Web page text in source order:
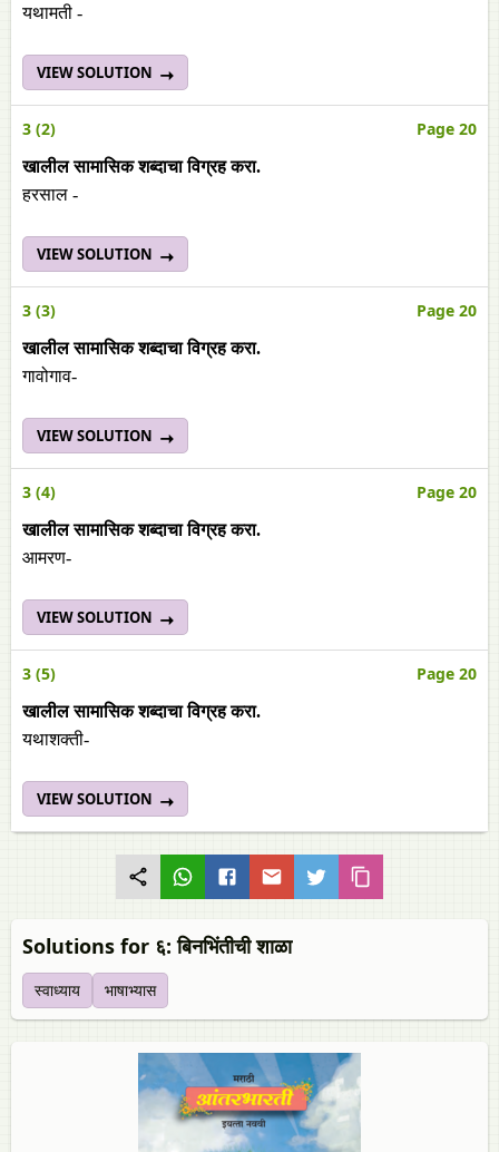
यथामती -
VIEW SOLUTION
3 (2) Page 20
खालील सामासिक शब्दाचा विग्रह करा.
हरसाल -
VIEW SOLUTION
3 (3) Page 20
खालील सामासिक शब्दाचा विग्रह करा.
गावोगाव-
VIEW SOLUTION
3 (4) Page 20
खालील सामासिक शब्दाचा विग्रह करा.
आमरण-
VIEW SOLUTION
3 (5) Page 20
खालील सामासिक शब्दाचा विग्रह करा.
यथाशक्ती-
VIEW SOLUTION
Solutions for ६: बिनभिंतीची शाळा
स्वाध्याय भाषाभ्यास